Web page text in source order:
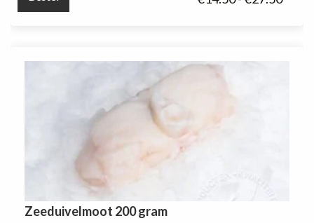
Zeeduivelmoot 200 gram